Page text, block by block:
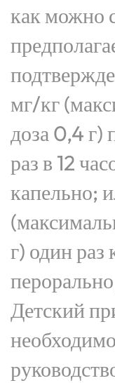
как можно
мг/кг
доза 0,4 г)
раз в 12
капельно;
г) один раз
Детский